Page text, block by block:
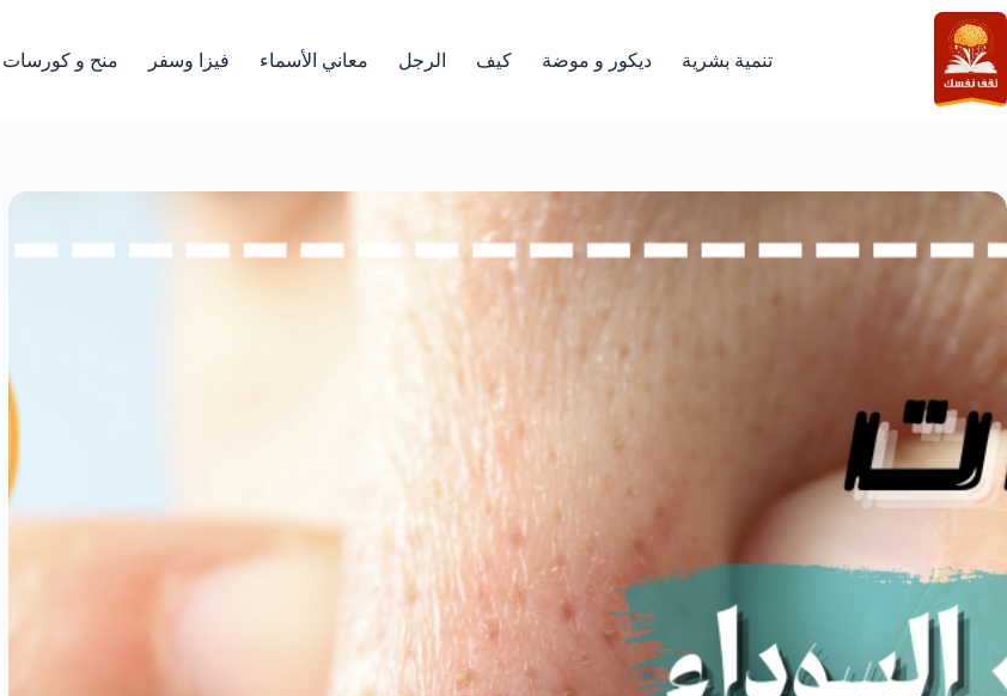
التجاوز
إلى
المحتوى
تنمية بشرية ديكور و موضة كيف الرجل معاني الأسماء فيزا وسفر منح و كورسات